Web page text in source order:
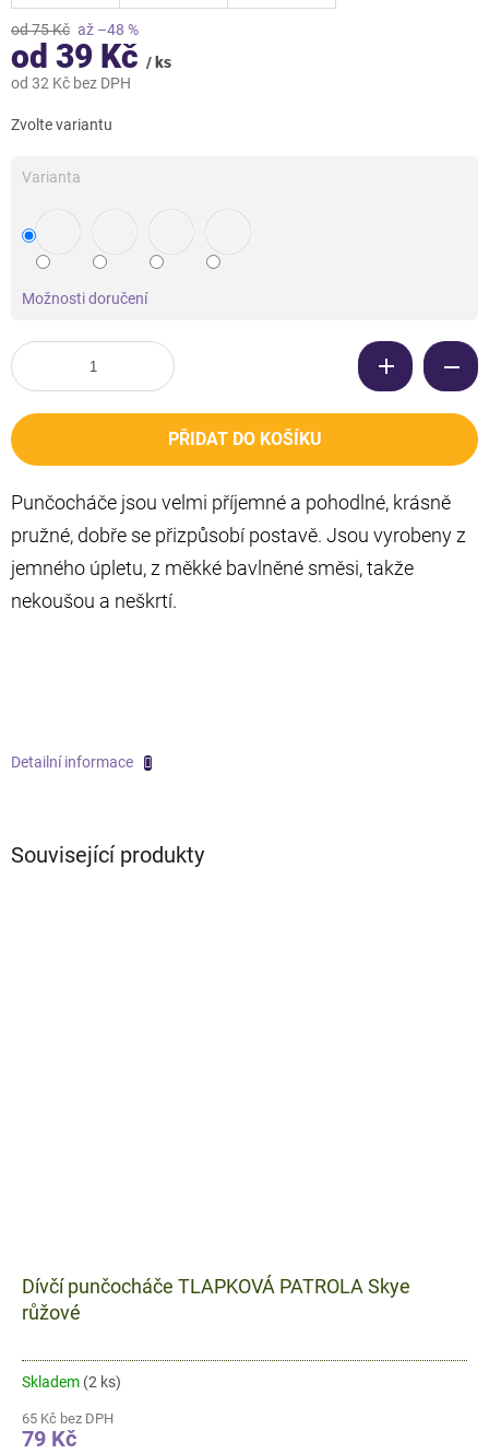
od 75 Kč až –48 %
od 39 Kč / ks
od 32 Kč bez DPH
cena:
Zvolte variantu
Varianta
Možnosti doručení
PŘIDAT DO KOŠÍKU
Punčocháče jsou velmi příjemné a pohodlné, krásně
pružné, dobře se přizpůsobí postavě. Jsou vyrobeny z
jemného úpletu, z měkké bavlněné směsi, takže
nekoušou a neškrtí.
Detailní informace
Související produkty
Dívčí punčocháče TLAPKOVÁ PATROLA Skye
růžové
Skladem (2 ks)
65 Kč bez DPH
79 Kč